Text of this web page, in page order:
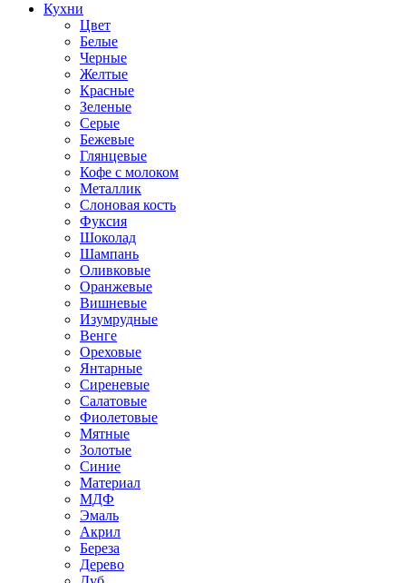
Кухни
Цвет
Белые
Черные
Желтые
Красные
Зеленые
Серые
Бежевые
Глянцевые
Кофе с молоком
Металлик
Слоновая кость
Фуксия
Шоколад
Шампань
Оливковые
Оранжевые
Вишневые
Изумрудные
Венге
Ореховые
Янтарные
Сиреневые
Салатовые
Фиолетовые
Мятные
Золотые
Синие
Материал
МДФ
Эмаль
Акрил
Береза
Дерево